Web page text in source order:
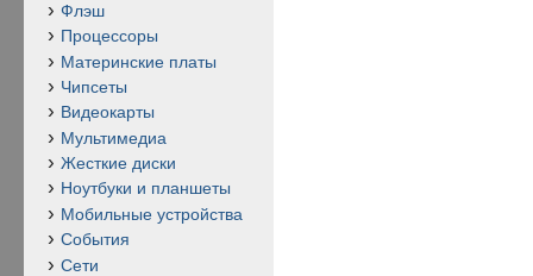
Флэш
Процессоры
Материнские платы
Чипсеты
Видеокарты
Мультимедиа
Жесткие диски
Ноутбуки и планшеты
Мобильные устройства
События
Сети